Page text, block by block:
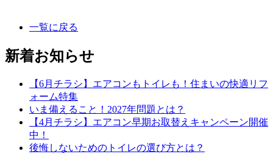
一覧に戻る
新着お知らせ
【6月チラシ】エアコンもトイレも！住まいの快適リフ
ォーム特集
いま備えること！2027年問題とは？
【4月チラシ】エアコン早期お取替えキャンペーン開催
中！
後悔しないためのトイレの選び方とは？